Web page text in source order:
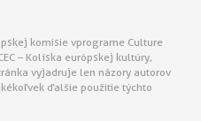
komisie v programe Culture
– Kolíska európskej kultúry,
vyjadruje len názory autorov
ďalšie použitie týchto